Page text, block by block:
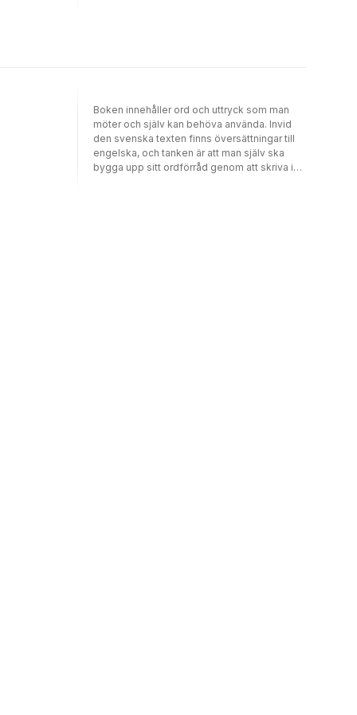
Boken innehåller ord och uttryck som man
möter och själv kan behöva använda. Invid
den svenska texten finns översättningar till
engelska, och tanken är att man själv ska
bygga upp sitt ordförråd genom att skriva in